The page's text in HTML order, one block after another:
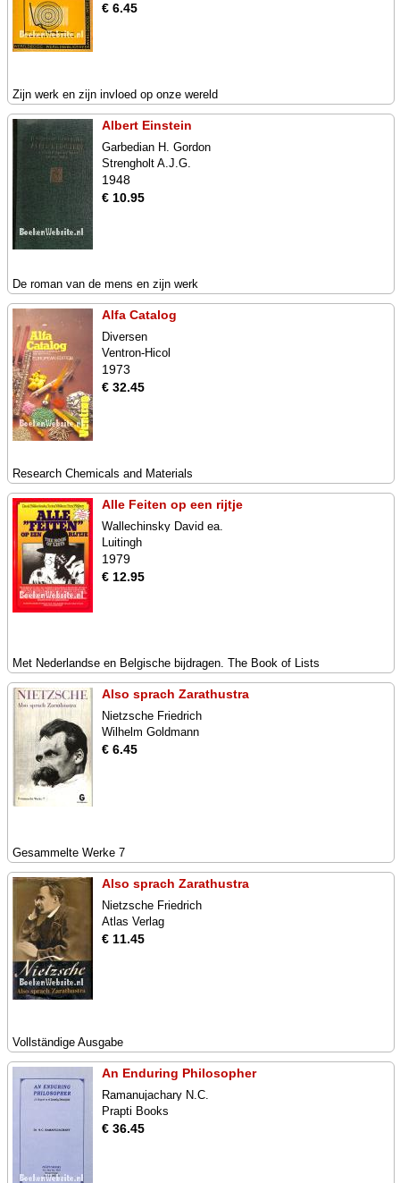
€ 6.45
Zijn werk en zijn invloed op onze wereld
Albert Einstein
Garbedian H. Gordon
Strengholt A.J.G.
1948
€ 10.95
De roman van de mens en zijn werk
Alfa Catalog
Diversen
Ventron-Hicol
1973
€ 32.45
Research Chemicals and Materials
Alle Feiten op een rijtje
Wallechinsky David ea.
Luitingh
1979
€ 12.95
Met Nederlandse en Belgische bijdragen. The Book of Lists
Also sprach Zarathustra
Nietzsche Friedrich
Wilhelm Goldmann
€ 6.45
Gesammelte Werke 7
Also sprach Zarathustra
Nietzsche Friedrich
Atlas Verlag
€ 11.45
Vollständige Ausgabe
An Enduring Philosopher
Ramanujachary N.C.
Prapti Books
€ 36.45